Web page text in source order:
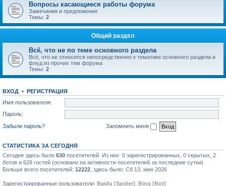
Вопросы касающиеся работы форума
Замечания и предложения
Темы: 2
Общий раздел
Всё, что не по теме основного раздела
Всё, что не относится непосредственно к тематике основного раздела и
флуд из прочих тем форума
Темы: 2
ВХОД • РЕГИСТРАЦИЯ
Имя пользователя:
Пароль:
Забыли пароль?
Запомнить меня
СТАТИСТИКА ЗА СЕГОДНЯ
Сегодня здесь было 630 посетителей. Из них: 0 зарегистрированных, 0 скрытых, 2
ботов и 628 гостей (основано на активности посетителей за последние сутки)
Больше всего посетителей: 12222 , здесь было: Сб 13. июн 2026
Зарегистрированные пользователи: Baidu [Spider] Bing [Bot]